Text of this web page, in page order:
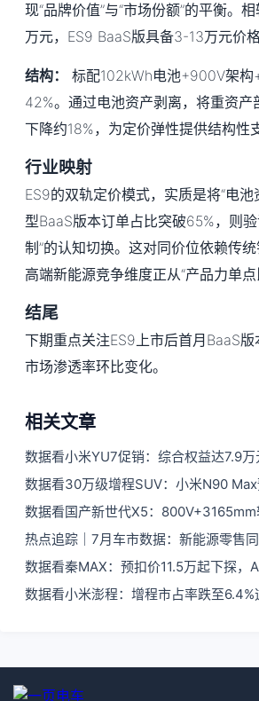
现“品牌价值”与“市场份额”的平衡
万元，ES9 BaaS版具备3-13万元价格
结构：
标配102kWh电池+900V架构
42%。通过电池资产剥离，将重资
下降约18%，为定价弹性提供结构性
行业映射
ES9的双轨定价模式，实质是将“电池
型BaaS版本订单占比突破65%，则
制”的认知切换。这对同价位依赖传
高端新能源竞争维度正从“产品力单
结尾
下期重点关注ES9上市后首月BaaS
市场渗透率环比变化。
相关文章
数据看小米YU7促销：综合权益达7.9
数据看30万级增程SUV：小米N90
数据看国产新世代X5：
热点追踪｜7月车市数据：新能源零售
数据看秦MAX：预扣价11.5万起下探，
数据看小米澎程：增程市占率跌至